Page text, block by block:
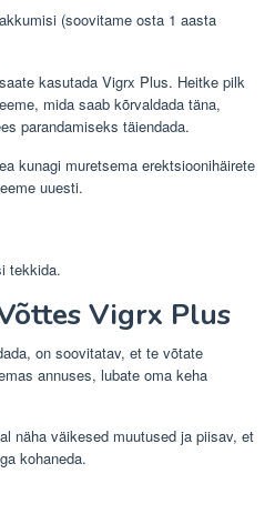
(soovitame osta 1 aasta
kasutada Vigrx Plus. Heitke pilk
mida saab kõrvaldada täna,
parandamiseks täiendada.
kunagi muretsema erektsioonihäirete
uuesti.
tekkida.
Vigrx Plus
on soovitatav, et te võtate
annuses, lubate oma keha
näha väikesed muutused ja piisav, et
kohaneda.